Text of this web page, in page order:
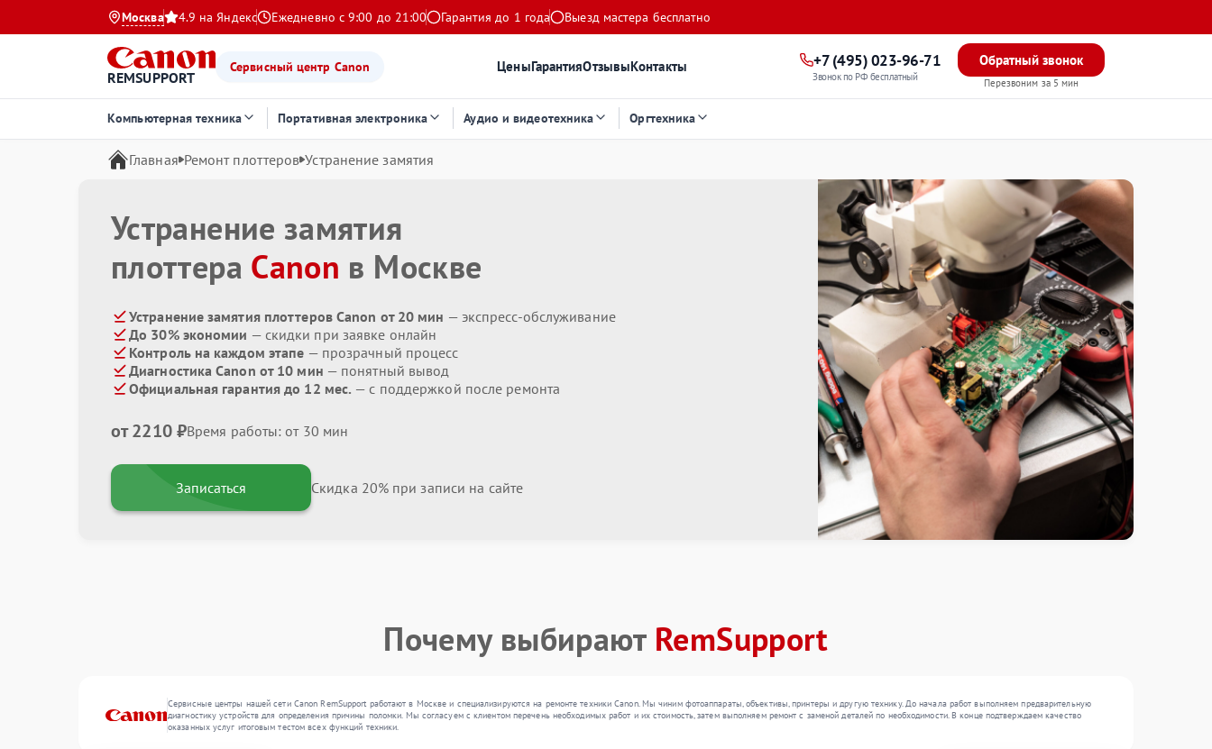
Москва 4.9 на Яндекс Ежедневно с 9:00 до 21:00 Гарантия до 1 года Выезд мастера бесплатно
REMSUPPORT
Сервисный центр Canon ЦеныГарантияОтзывыКонтакты +7 (495) 023-96-71
Звонок по РФ бесплатный
Обратный звонок
Перезвоним за 5 мин
Компьютерная техника Портативная электроника Аудио и видеотехника Оргтехника
Главная Ремонт плоттеров Устранение замятия
Устранение замятия
плоттера Canon в Москве
Устранение замятия плоттеров Canon от 20 мин — экспресс-обслуживание
До 30% экономии — скидки при заявке онлайн
Контроль на каждом этапе — прозрачный процесс
Диагностика Canon от 10 мин — понятный вывод
Официальная гарантия до 12 мес. — с поддержкой после ремонта
от 2210 ₽Время работы: от 30 мин
Записаться Скидка 20% при записи на сайте
Почему выбирают RemSupport
Сервисные центры нашей сети Canon RemSupport работают в Москве и специализируются на ремонте техники Canon. Мы чиним фотоаппараты, объективы, принтеры и другую технику. До начала работ выполняем предварительную
диагностику устройств для определения причины поломки. Мы согласуем с клиентом перечень необходимых работ и их стоимость, затем выполняем ремонт с заменой деталей по необходимости. В конце подтверждаем качество
оказанных услуг итоговым тестом всех функций техники.